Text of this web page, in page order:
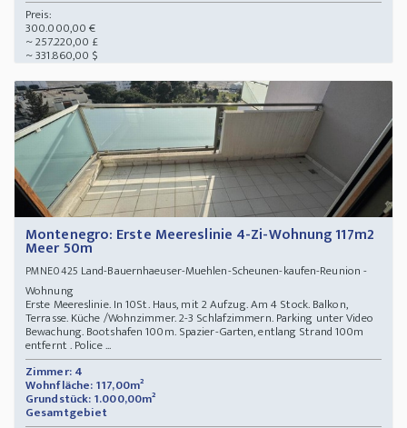
Preis:
300.000,00 €
~ 257.220,00 £
~ 331.860,00 $
Montenegro: Erste Meereslinie 4-Zi-Wohnung 117m2
Meer 50m
PMNE0425 Land-Bauernhaeuser-Muehlen-Scheunen-kaufen-Reunion -
Wohnung
Erste Meereslinie. In 10St. Haus, mit 2 Aufzug. Am 4 Stock. Balkon,
Terrasse. Küche /Wohnzimmer. 2-3 Schlafzimmern. Parking unter Video
Bewachung. Bootshafen 100m. Spazier-Garten, entlang Strand 100m
entfernt . Police ...
Zimmer: 4
Wohnfläche: 117,00m²
Grundstück: 1.000,00m²
Gesamtgebiet